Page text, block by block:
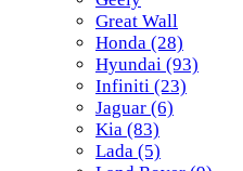
Great Wall
Honda (28)
Hyundai (93)
Infiniti (23)
Jaguar (6)
Kia (83)
Lada (5)